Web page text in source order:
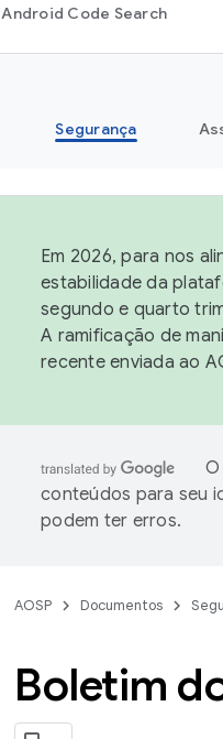
Android Code Search
Segurança
Em 2026, para nos
estabilidade da
segundo e quarto
A ramificação de
recente enviada ao
conteúdos para seu
podem ter erros.
AOSP Documentos
Boletim